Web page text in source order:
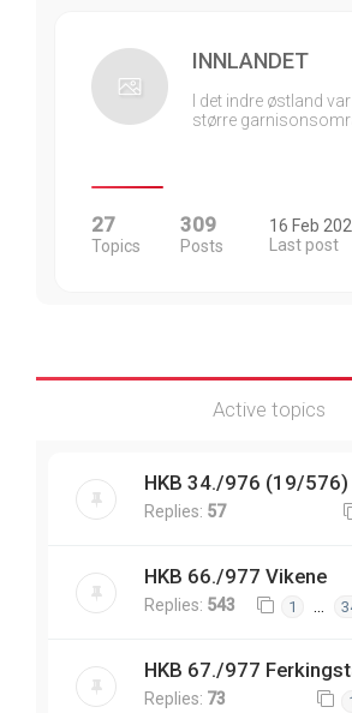
INNLANDET
I det indre østland
større
27
Topics
309
Posts
16 Feb
Last post
Active topics
HKB 34./976 (19/576)
Replies: 57
HKB 66./977 Vikene
Replies: 543 1 …
HKB 67./977
Replies: 73